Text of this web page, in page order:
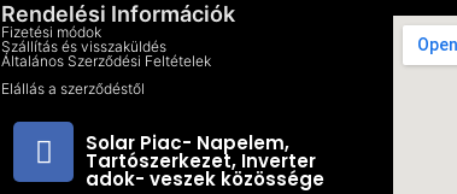
Rendelési Információk
Fizetési módok
Szállítás és visszaküldés
Általános Szerződési Feltételek
Elállás a szerződéstől
Solar Piac- Napelem,
Tartószerkezet, Inverter
adok- veszek közössége